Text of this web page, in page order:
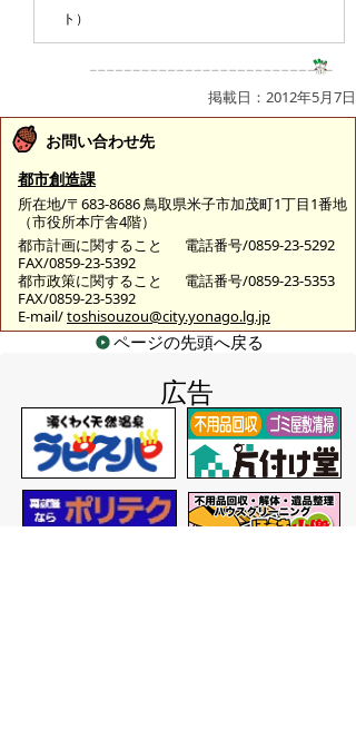
ト）
掲載日：2012年5月7日
お問い合わせ先
都市創造課
所在地/〒683-8686 鳥取県米子市加茂町1丁目1番地
（市役所本庁舎4階）
都市計画に関すること
電話番号/0859-23-5292
FAX/0859-23-5392
都市政策に関すること
電話番号/0859-23-5353
FAX/0859-23-5392
E-mail/toshisouzou@city.yonago.lg.jp
ページの先頭へ戻る
広告